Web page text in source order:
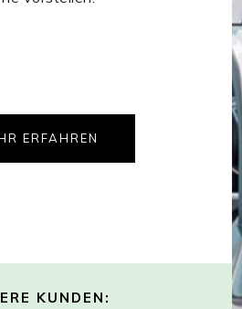
ERFAHREN
KUNDEN: